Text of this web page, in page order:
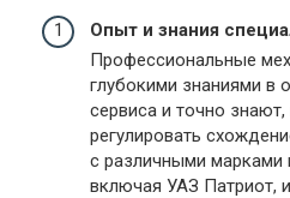
Опыт и знания
Профессиональные
глубокими знаниями в
сервиса и точно
регулировать
с различными марками
включая УАЗ Патриот,